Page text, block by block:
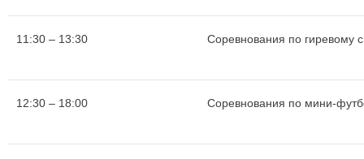
11:30 – 13:30 Соревнования по гиревому
12:30 – 18:00 Соревнования по мини-